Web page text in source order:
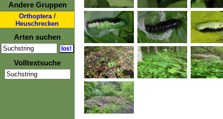
Andere Gruppen
Orthoptera /
Heuschrecken
Arten suchen
Volltextsuche